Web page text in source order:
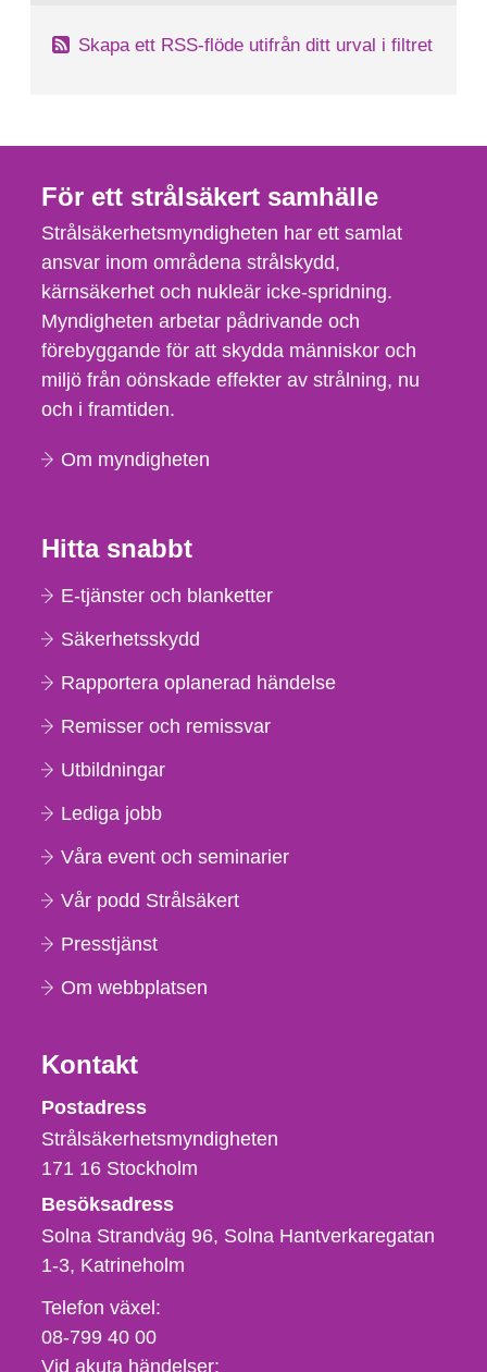
Skapa ett RSS-flöde utifrån ditt urval i filtret
För ett strålsäkert samhälle
Strålsäkerhetsmyndigheten har ett samlat
ansvar inom områdena strålskydd,
kärnsäkerhet och nukleär icke-spridning.
Myndigheten arbetar pådrivande och
förebyggande för att skydda människor och
miljö från oönskade effekter av strålning, nu
och i framtiden.
Om myndigheten
Hitta snabbt
E-tjänster och blanketter
Säkerhetsskydd
Rapportera oplanerad händelse
Remisser och remissvar
Utbildningar
Lediga jobb
Våra event och seminarier
Vår podd Strålsäkert
Presstjänst
Om webbplatsen
Kontakt
Strålsäkerhetsmyndigheten
Postadress
Strålsäkerhetsmyndigheten
171 16 Stockholm
Besöksadress
Solna Strandväg 96, Solna Hantverkaregatan
1-3 Katrineholm
Telefon,
fax
och
Telefon växel:
08-799 40 00
Vid akuta händelser: